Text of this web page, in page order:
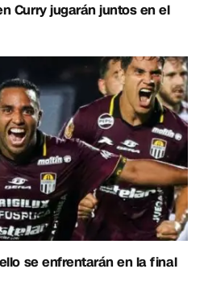
Curry jugarán juntos en el
se enfrentarán en la final